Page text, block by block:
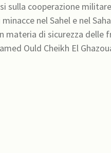
sulla cooperazione
nel Sahel e nel
materia di sicurezza